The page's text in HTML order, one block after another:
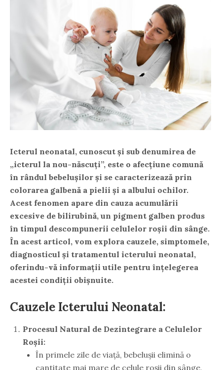
Icterul neonatal, cunoscut și sub denumirea de
„icterul la nou-născuți”, este o afecțiune comună
în rândul bebelușilor și se caracterizează prin
colorarea galbenă a pielii și a albului ochilor.
Acest fenomen apare din cauza acumulării
excesive de bilirubină, un pigment galben produs
în timpul descompunerii celulelor roșii din sânge.
În acest articol, vom explora cauzele, simptomele,
diagnosticul și tratamentul icterului neonatal,
oferindu-vă informații utile pentru înțelegerea
acestei condiții obișnuite.
Cauzele Icterului Neonatal:
Procesul Natural de Dezintegrare a Celulelor
Roșii:
În primele zile de viață, bebelușii elimină o
cantitate mai mare de celule roșii din sânge,